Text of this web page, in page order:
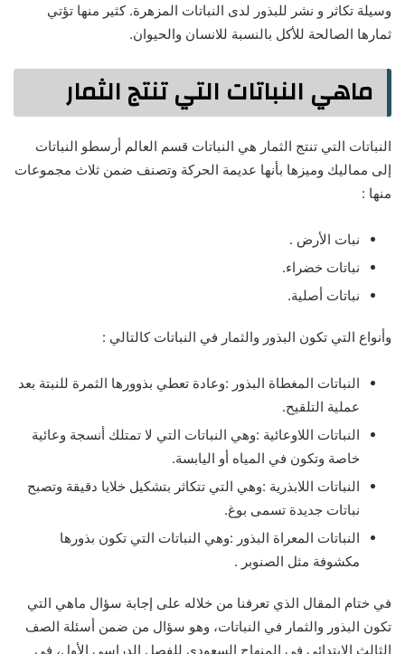
وسيلة تكاثر و نشر للبذور لدى النباتات المزهرة. كثير منها تؤتي
ثمارها الصالحة للأكل بالنسبة للانسان والحيوان.
ماهي النباتات التي تنتج الثمار
النباتات التي تنتج الثمار هي النباتات قسم العالم أرسطو النباتات
إلى مماليك وميزها بأنها عديمة الحركة وتصنف ضمن ثلاث مجموعات
منها :
نبات الأرض .
نباتات خضراء.
نباتات أصلية.
وأنواع التي تكون البذور والثمار في النباتات كالتالي :
النباتات المغطاة البذور :وعادة تعطي بذوورها الثمرة للنبتة بعد
عملية التلقيح.
النباتات اللاوعائية :وهي النباتات التي لا تمتلك أنسجة وعائية
خاصة وتكون في المياه أو اليابسة.
النباتات اللابذرية :وهي التي تتكاثر بتشكيل خلايا دقيقة وتصبح
نباتات جديدة تسمى بوغ.
النباتات المعراة البذور :وهي النباتات التي تكون بذورها
مكشوفة مثل الصنوبر .
في ختام المقال الذي تعرفنا من خلاله على إجابة سؤال ماهي التي
تكون البذور والثمار في النباتات، وهو سؤال من ضمن أسئلة الصف
الثالث الابتدائي في المنهاج السعودي للفصل الدراسي الأول، في